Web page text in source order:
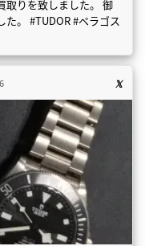
取りを致しました。 御
。 #TUDOR #ペラゴス